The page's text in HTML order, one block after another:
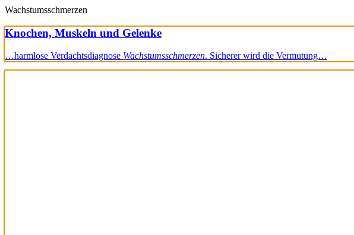
Wachstumsschmerzen
Knochen, Muskeln und Gelenke
…harmlose Verdachtsdiagnose Wachstumsschmerzen. Sicherer wird die Vermutung…